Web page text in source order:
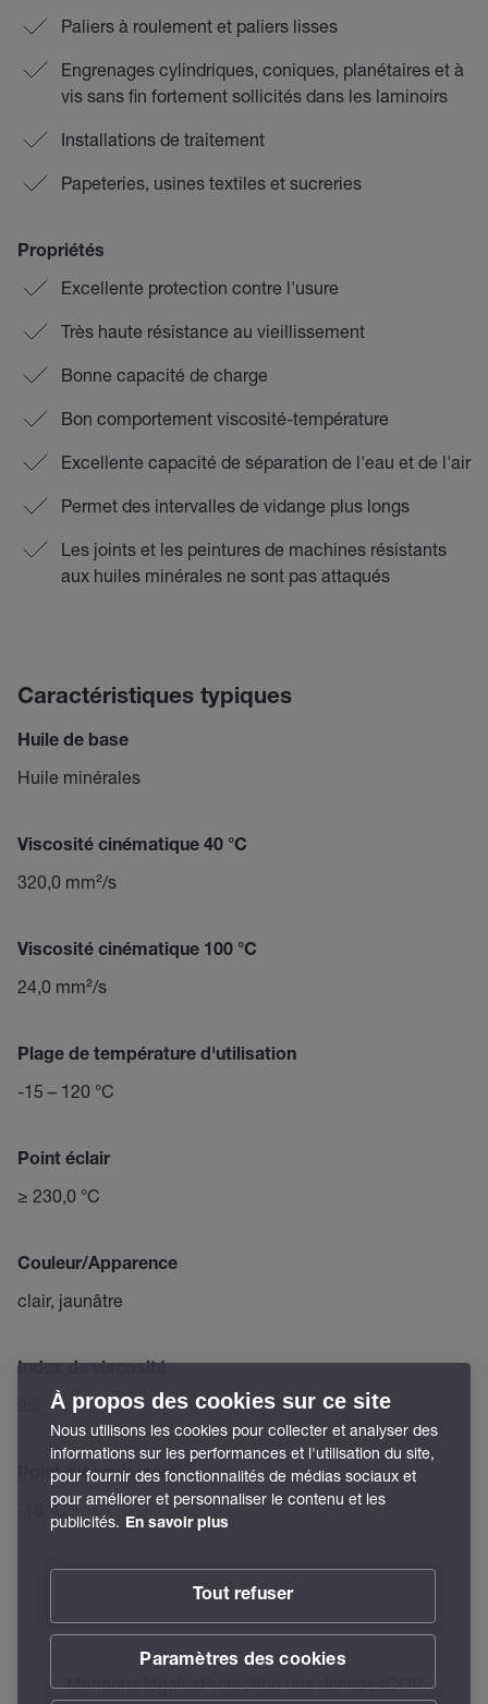
Paliers à roulement et paliers lisses
Engrenages cylindriques, coniques, planétaires et à
vis sans fin fortement sollicités dans les laminoirs
Installations de traitement
Papeteries, usines textiles et sucreries
Propriétés
Excellente protection contre l'usure
Très haute résistance au vieillissement
Bonne capacité de charge
Bon comportement viscosité-température
Excellente capacité de séparation de l'eau et de l'air
Permet des intervalles de vidange plus longs
Les joints et les peintures de machines résistants
aux huiles minérales ne sont pas attaqués
Caractéristiques typiques
Huile de base
Huile minérales
Viscosité cinématique 40 °C
320,0 mm²/s
Viscosité cinématique 100 °C
24,0 mm²/s
Plage de température d'utilisation
-15 – 120 °C
Point éclair
≥ 230,0 °C
Couleur/Apparence
clair, jaunâtre
Index de viscosité
Point d'écoulement
-18 °C
Mentions légalesProtection des donnéesCGV
À propos des cookies sur ce site
Nous utilisons les cookies pour collecter et analyser des
informations sur les performances et l'utilisation du site,
pour fournir des fonctionnalités de médias sociaux et
pour améliorer et personnaliser le contenu et les
publicités. En savoir plus
Tout refuser
Paramètres des cookies